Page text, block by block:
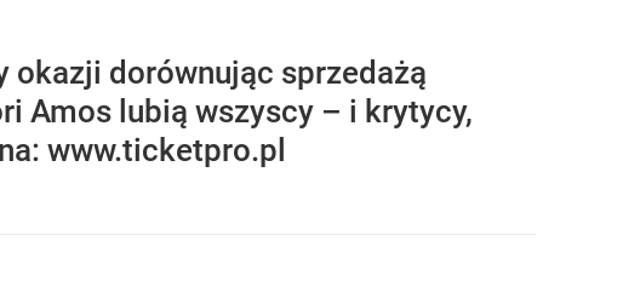
okazji dorównując sprzedażą
Amos lubią wszyscy – i krytycy,
www.ticketpro.pl